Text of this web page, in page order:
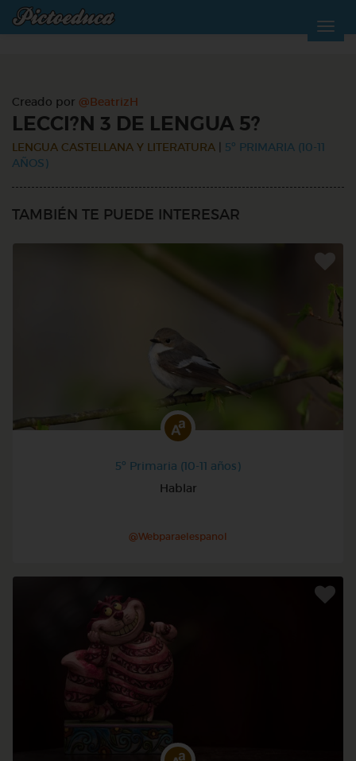
Creado por @BeatrizH
LECCI?N 3 DE LENGUA 5?
LENGUA CASTELLANA Y LITERATURA
5º PRIMARIA (10-11
AÑOS)
TAMBIÉN TE PUEDE INTERESAR
5º Primaria (10-11 años)
Hablar
@Webparaelespanol